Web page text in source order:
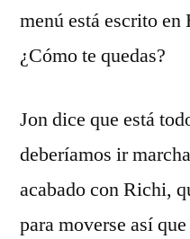
menú está escrito
¿Cómo te quedas?
Jon dice que está
deberíamos ir
acabado con Richi,
para moverse así